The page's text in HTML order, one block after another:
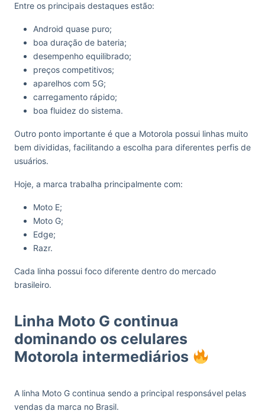
Entre os principais destaques estão:
Android quase puro;
boa duração de bateria;
desempenho equilibrado;
preços competitivos;
aparelhos com 5G;
carregamento rápido;
boa fluidez do sistema.
Outro ponto importante é que a Motorola possui linhas muito
bem divididas, facilitando a escolha para diferentes perfis de
usuários.
Hoje, a marca trabalha principalmente com:
Moto E;
Moto G;
Edge;
Razr.
Cada linha possui foco diferente dentro do mercado
brasileiro.
Linha Moto G continua
dominando os celulares
Motorola intermediários
A linha Moto G continua sendo a principal responsável pelas
vendas da marca no Brasil.